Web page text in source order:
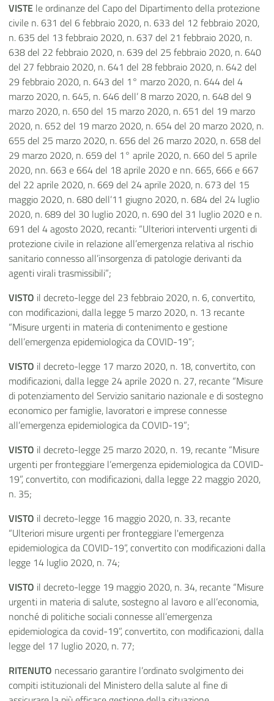
VISTE le ordinanze del Capo del Dipartimento della protezione
civile n. 631 del 6 febbraio 2020, n. 633 del 12 febbraio 2020,
n. 635 del 13 febbraio 2020, n. 637 del 21 febbraio 2020, n.
638 del 22 febbraio 2020, n. 639 del 25 febbraio 2020, n. 640
del 27 febbraio 2020, n. 641 del 28 febbraio 2020, n. 642 del
29 febbraio 2020, n. 643 del 1° marzo 2020, n. 644 del 4
marzo 2020, n. 645, n. 646 dell’ 8 marzo 2020, n. 648 del 9
marzo 2020, n. 650 del 15 marzo 2020, n. 651 del 19 marzo
2020, n. 652 del 19 marzo 2020, n. 654 del 20 marzo 2020, n.
655 del 25 marzo 2020, n. 656 del 26 marzo 2020, n. 658 del
29 marzo 2020, n. 659 del 1° aprile 2020, n. 660 del 5 aprile
2020, nn. 663 e 664 del 18 aprile 2020 e nn. 665, 666 e 667
del 22 aprile 2020, n. 669 del 24 aprile 2020, n. 673 del 15
maggio 2020, n. 680 dell’11 giugno 2020, n. 684 del 24 luglio
2020, n. 689 del 30 luglio 2020, n. 690 del 31 luglio 2020 e n.
691 del 4 agosto 2020, recanti: “Ulteriori interventi urgenti di
protezione civile in relazione all’emergenza relativa al rischio
sanitario connesso all’insorgenza di patologie derivanti da
agenti virali trasmissibili”;
VISTO il decreto-legge del 23 febbraio 2020, n. 6, convertito,
con modificazioni, dalla legge 5 marzo 2020, n. 13 recante
“Misure urgenti in materia di contenimento e gestione
dell’emergenza epidemiologica da COVID-19”;
VISTO il decreto-legge 17 marzo 2020, n. 18, convertito, con
modificazioni, dalla legge 24 aprile 2020 n. 27, recante “Misure
di potenziamento del Servizio sanitario nazionale e di sostegno
economico per famiglie, lavoratori e imprese connesse
all’emergenza epidemiologica da COVID-19”;
VISTO il decreto-legge 25 marzo 2020, n. 19, recante “Misure
urgenti per fronteggiare l’emergenza epidemiologica da COVID-
19”, convertito, con modificazioni, dalla legge 22 maggio 2020,
n. 35;
VISTO il decreto-legge 16 maggio 2020, n. 33, recante
“Ulteriori misure urgenti per fronteggiare l'emergenza
epidemiologica da COVID-19”, convertito con modificazioni dalla
legge 14 luglio 2020, n. 74;
VISTO il decreto-legge 19 maggio 2020, n. 34, recante “Misure
urgenti in materia di salute, sostegno al lavoro e all’economia,
nonché di politiche sociali connesse all’emergenza
epidemiologica da covid-19”, convertito, con modificazioni, dalla
legge del 17 luglio 2020, n. 77;
RITENUTO necessario garantire l’ordinato svolgimento dei
compiti istituzionali del Ministero della salute al fine di